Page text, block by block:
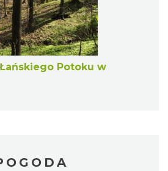
Potoku w